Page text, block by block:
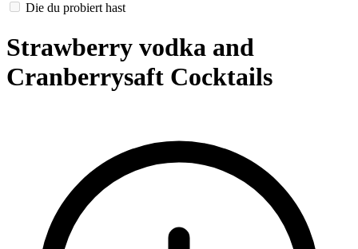
Die du probiert hast
Strawberry vodka and
Cranberrysaft Cocktails